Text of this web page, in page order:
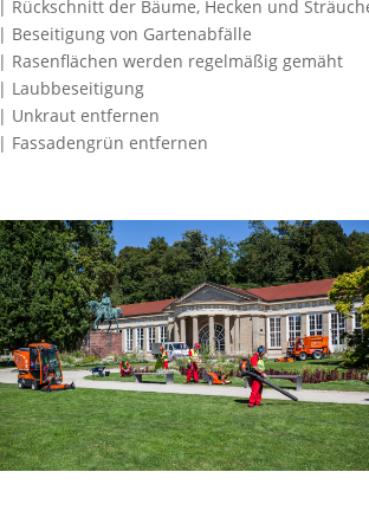
| Rückschnitt der Bäume, Hecken und
| Beseitigung von Gartenabfälle
| Rasenflächen werden regelmäßig gemäht
| Laubbeseitigung
| Unkraut entfernen
| Fassadengrün entfernen